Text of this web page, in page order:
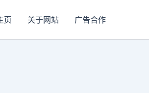
页 关于网站 广告合作